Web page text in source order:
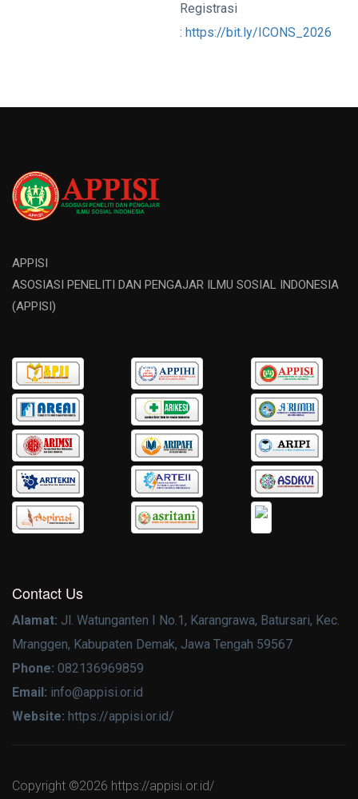
Registrasi
: https://bit.ly/ICONS_2026
APPISI
ASOSIASI PENELITI DAN PENGAJAR ILMU SOSIAL INDONESIA
(APPISI)
Contact Us
Alamat: Jl. Watunganten I No.1, Karangrawa, Batursari, Kec.
Mranggen, Kabupaten Demak, Jawa Tengah 59567
Phone: 082136969859
Email: info@appisi.or.id
Website: https://appisi.or.id/
Copyright ©2026 https://appisi.or.id/